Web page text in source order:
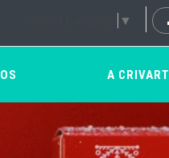
▼
A CRIVART